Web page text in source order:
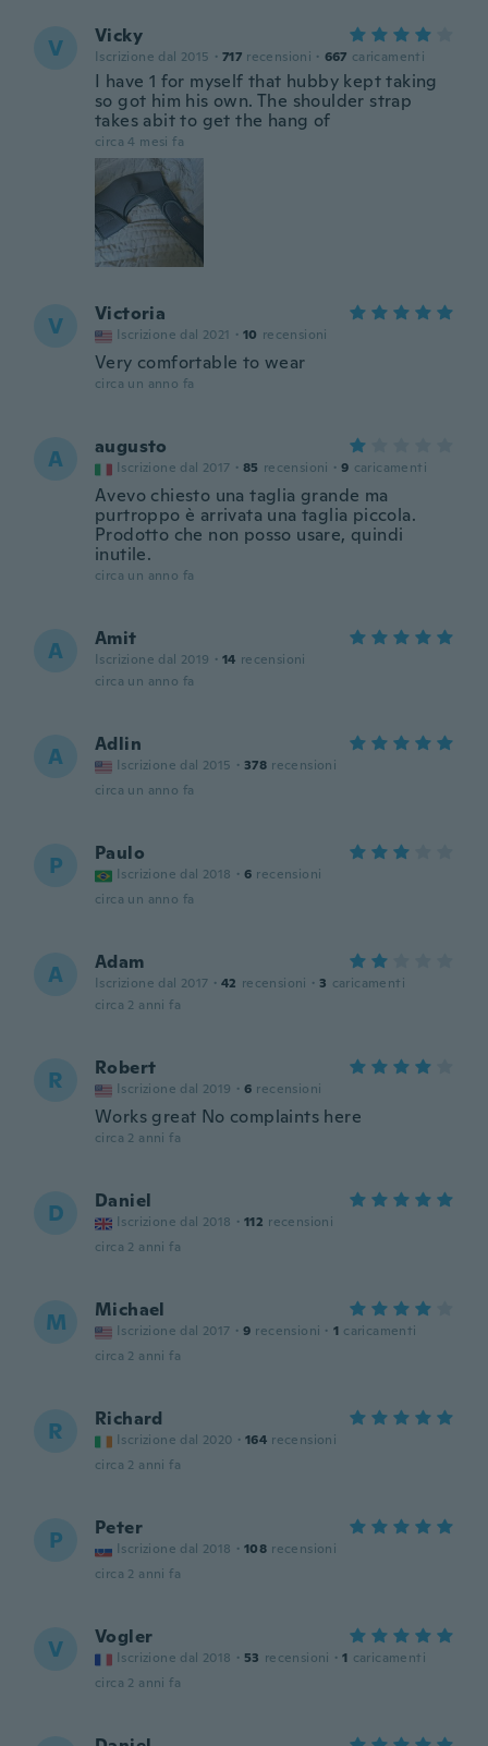
V Vicky
Iscrizione dal 2015 · 717 recensioni · 667 caricamenti
I have 1 for myself that hubby kept taking
so got him his own. The shoulder strap
takes abit to get the hang of
circa 4 mesi fa
V Victoria
Iscrizione dal 2021 · 10 recensioni
Very comfortable to wear
circa un anno fa
A augusto
Iscrizione dal 2017 · 85 recensioni · 9 caricamenti
Avevo chiesto una taglia grande ma
purtroppo è arrivata una taglia piccola.
Prodotto che non posso usare, quindi
inutile.
circa un anno fa
A Amit
Iscrizione dal 2019 · 14 recensioni
circa un anno fa
A Adlin
Iscrizione dal 2015 · 378 recensioni
circa un anno fa
P Paulo
Iscrizione dal 2018 · 6 recensioni
circa un anno fa
A Adam
Iscrizione dal 2017 · 42 recensioni · 3 caricamenti
circa 2 anni fa
R Robert
Iscrizione dal 2019 · 6 recensioni
Works great No complaints here
circa 2 anni fa
D Daniel
Iscrizione dal 2018 · 112 recensioni
circa 2 anni fa
M Michael
Iscrizione dal 2017 · 9 recensioni · 1 caricamenti
circa 2 anni fa
R Richard
Iscrizione dal 2020 · 164 recensioni
circa 2 anni fa
P Peter
Iscrizione dal 2018 · 108 recensioni
circa 2 anni fa
V Vogler
Iscrizione dal 2018 · 53 recensioni · 1 caricamenti
circa 2 anni fa